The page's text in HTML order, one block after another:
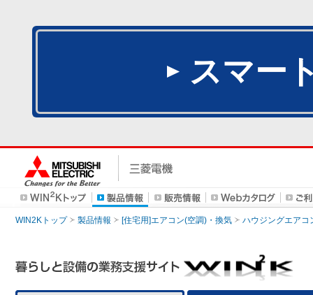
スマー
WIN2Kトップ 製品情報 [住宅用]エアコン(空調)・換気 ハウジングエアコ